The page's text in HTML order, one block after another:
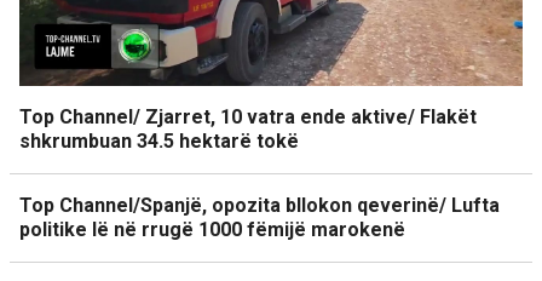
Top Channel/ Zjarret, 10 vatra ende aktive/ Flakët
shkrumbuan 34.5 hektarë tokë
Top Channel/Spanjë, opozita bllokon qeverinë/ Lufta
politike lë në rrugë 1000 fëmijë marokenë